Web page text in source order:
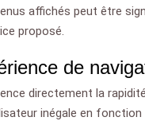
affichés peut être
proposé.
de
directement la
inégale en